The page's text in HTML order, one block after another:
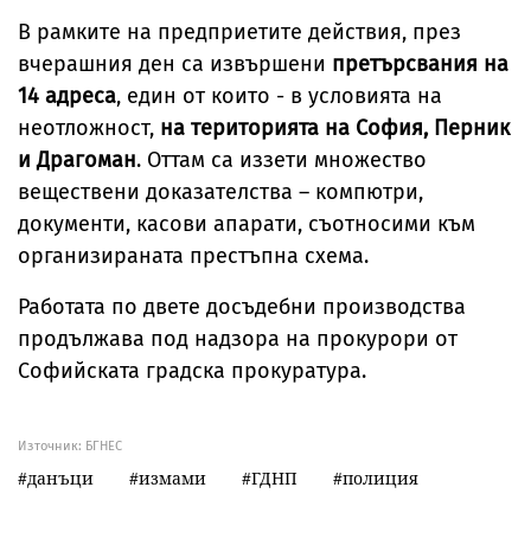
В рамките на предприетите действия, през
вчерашния ден са извършени претърсвания на
14 адреса, един от които - в условията на
неотложност, на територията на София, Перник
и Драгоман. Оттам са иззети множество
веществени доказателства – компютри,
документи, касови апарати, съотносими към
организираната престъпна схема.
Работата по двете досъдебни производства
продължава под надзора на прокурори от
Софийската градска прокуратура.
Източник: БГНЕС
данъци измами ГДНП полиция